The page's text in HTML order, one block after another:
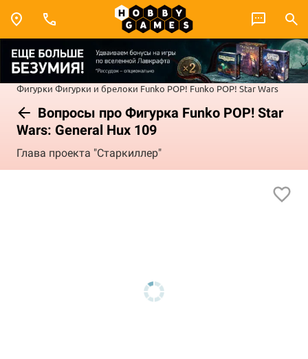
Фигурки Фигурки и брелоки Funko POP! Funko POP! Star Wars
Вопросы про Фигурка Funko POP! Star
Wars: General Hux 109
Глава проекта "Старкиллер"